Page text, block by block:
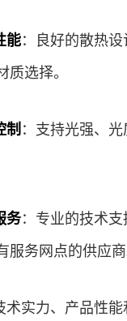
能：良好的散热
质选择。
制 ：支持光强、
务：专业的技术
服务网点的供应商
术实力、产品性